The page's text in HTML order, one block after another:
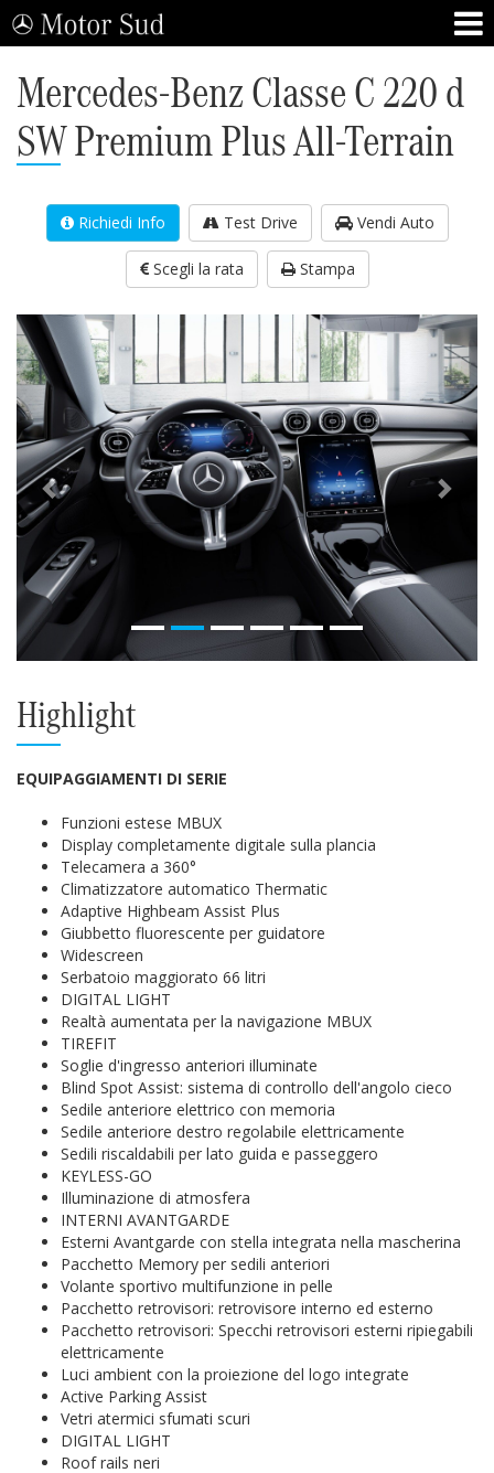
Mercedes-Benz Classe C 220 d
SW Premium Plus All-Terrain
Richiedi Info Test Drive Vendi Auto
Scegli la rata Stampa
Precedente
Highlight
EQUIPAGGIAMENTI DI SERIE
Funzioni estese MBUX
Display completamente digitale sulla plancia
Telecamera a 360°
Climatizzatore automatico Thermatic
Adaptive Highbeam Assist Plus
Giubbetto fluorescente per guidatore
Widescreen
Serbatoio maggiorato 66 litri
DIGITAL LIGHT
Realtà aumentata per la navigazione MBUX
TIREFIT
Soglie d'ingresso anteriori illuminate
Blind Spot Assist: sistema di controllo dell'angolo cieco
Sedile anteriore elettrico con memoria
Sedile anteriore destro regolabile elettricamente
Sedili riscaldabili per lato guida e passeggero
KEYLESS-GO
Illuminazione di atmosfera
INTERNI AVANTGARDE
Esterni Avantgarde con stella integrata nella mascherina
Pacchetto Memory per sedili anteriori
Volante sportivo multifunzione in pelle
Pacchetto retrovisori: retrovisore interno ed esterno
Pacchetto retrovisori: Specchi retrovisori esterni ripiegabili
elettricamente
Luci ambient con la proiezione del logo integrate
Active Parking Assist
Vetri atermici sfumati scuri
DIGITAL LIGHT
Roof rails neri